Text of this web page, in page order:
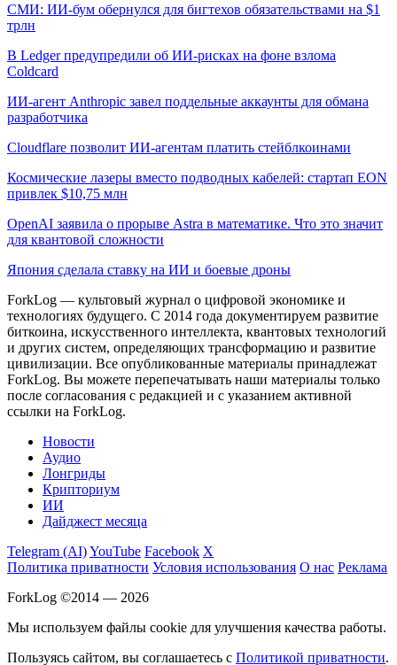
СМИ: ИИ-бум обернулся для бигтехов обязательствами на $1
трлн
В Ledger предупредили об ИИ-рисках на фоне взлома
Coldcard
ИИ-агент Anthropic завел поддельные аккаунты для обмана
разработчика
Cloudflare позволит ИИ-агентам платить стейблкоинами
Космические лазеры вместо подводных кабелей: стартап EON
привлек $10,75 млн
OpenAI заявила о прорыве Astra в математике. Что это значит
для квантовой сложности
Япония сделала ставку на ИИ и боевые дроны
ForkLog — культовый журнал о цифровой экономике и
технологиях будущего. С 2014 года документируем развитие
биткоина, искусственного интеллекта, квантовых технологий
и других систем, определяющих трансформацию и развитие
цивилизации. Все опубликованные материалы принадлежат
ForkLog. Вы можете перепечатывать наши материалы только
после согласования с редакцией и с указанием активной
ссылки на ForkLog.
Новости
Аудио
Лонгриды
Крипториум
ИИ
Дайджест месяца
Telegram (AI)YouTube Facebook X
Политика приватности Условия использования О нас Реклама
ForkLog ©2014 — 2026
Мы используем файлы cookie для улучшения качества работы.
Пользуясь сайтом, вы соглашаетесь с Политикой приватности.